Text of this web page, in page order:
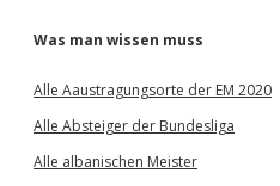
Was man wissen muss
Alle Aaustragungsorte der EM 2020
Alle Absteiger der Bundesliga
Alle albanischen Meister